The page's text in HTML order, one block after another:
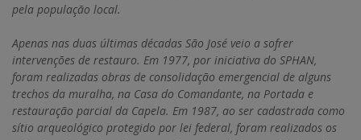
pela população local.
Apenas nas duas últimas décadas São José veio a sofrer
intervenções de restauro. Em 1977, por iniciativa do SPHAN,
foram realizadas obras de consolidação emergencial de alguns
trechos da muralha, na Casa do Comandante, na Portada e
restauração parcial da Capela. Em 1987, ao ser cadastrada como
sítio arqueológico protegido por lei federal, foram realizados os